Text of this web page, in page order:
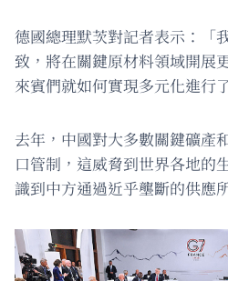
德國總理默茨對記者表示：「
致，將在關鍵原材料領域開展
來賓們就如何實現多元化進行
去年，中國對大多數關鍵礦產
口管制，這威脅到世界各地的
識到中方通過近乎壟斷的供應